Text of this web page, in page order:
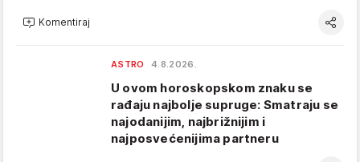
Komentiraj
ASTRO 4.8.2026.
U ovom horoskopskom znaku se
rađaju najbolje supruge: Smatraju se
najodanijim, najbrižnijim i
najposvećenijima partneru